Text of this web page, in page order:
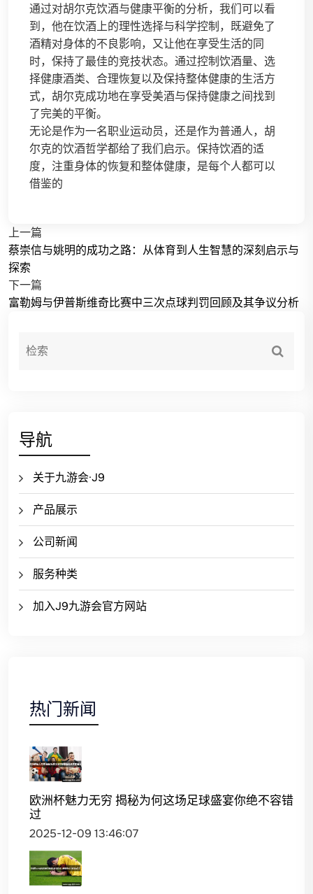
通过对胡尔克饮酒与健康平衡的分析，我们可以看
到，他在饮酒上的理性选择与科学控制，既避免了
酒精对身体的不良影响，又让他在享受生活的同
时，保持了最佳的竞技状态。通过控制饮酒量、选
择健康酒类、合理恢复以及保持整体健康的生活方
式，胡尔克成功地在享受美酒与保持健康之间找到
了完美的平衡。
无论是作为一名职业运动员，还是作为普通人，胡
尔克的饮酒哲学都给了我们启示。保持饮酒的适
度，注重身体的恢复和整体健康，是每个人都可以
借鉴的
上一篇
蔡崇信与姚明的成功之路：从体育到人生智慧的深刻启示与
探索
下一篇
富勒姆与伊普斯维奇比赛中三次点球判罚回顾及其争议分析
导航
关于九游会·J9
产品展示
公司新闻
服务种类
加入J9九游会官方网站
热门新闻
欧洲杯魅力无穷 揭秘为何这场足球盛宴你绝不容错
过
2025-12-09 13:46:07